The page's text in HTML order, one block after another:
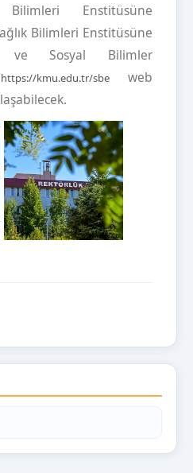
Enstitüsüne
Bilimleri Enstitüsüne
ve Sosyal Bilimler
https://kmu.edu.tr/sbeweb